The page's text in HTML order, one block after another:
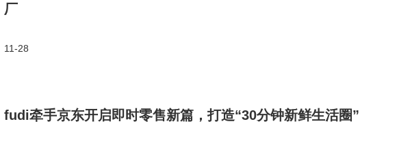
厂
11-28
fudi牵手京东开启即时零售新篇，打造“30分钟新鲜生活圈”